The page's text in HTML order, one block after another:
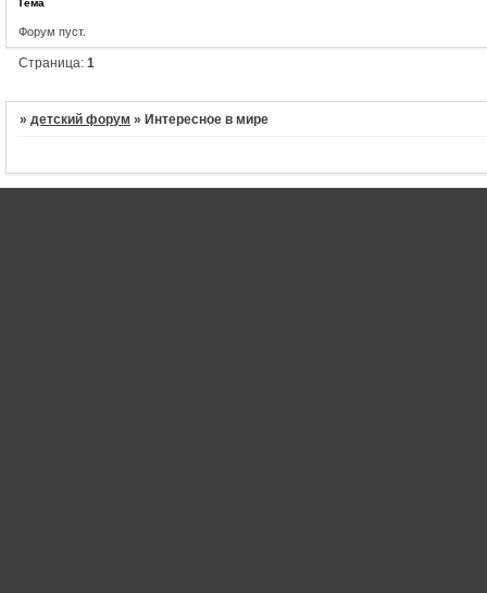
Тема
Форум пуст.
Страница:1
»детский форум » Интересное в мире